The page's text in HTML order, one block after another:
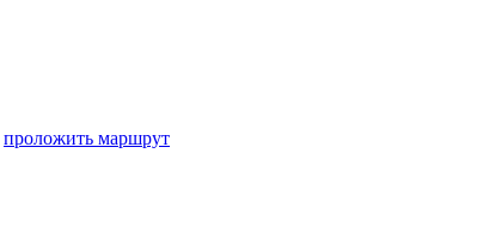
проложить маршрут